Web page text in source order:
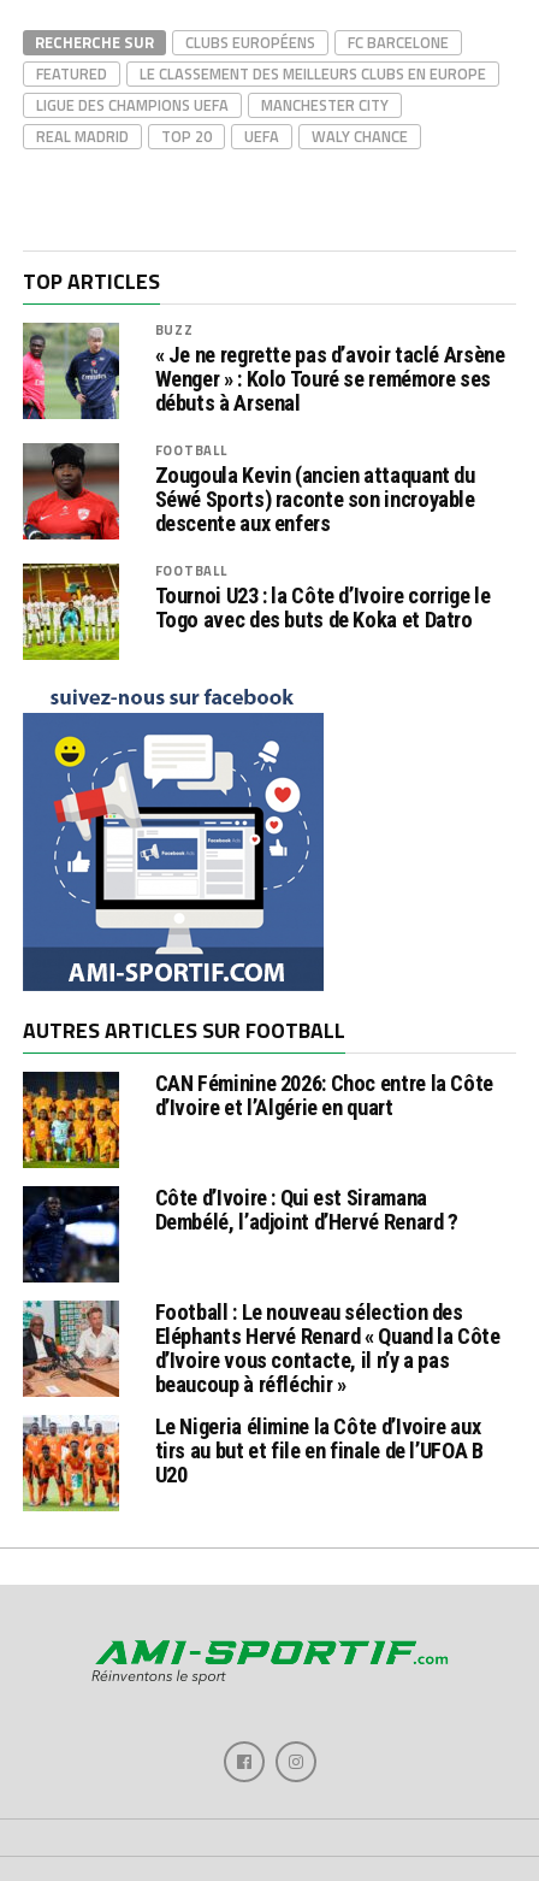
RECHERCHE SUR CLUBS EUROPÉENS
FC BARCELONE
FEATURED
LE CLASSEMENT DES MEILLEURS CLUBS EN EUROPE
LIGUE DES CHAMPIONS UEFA
MANCHESTER CITY
REAL MADRID
TOP 20 UEFA WALY CHANCE
TOP ARTICLES
BUZZ
« Je ne regrette pas d’avoir taclé Arsène
Wenger » : Kolo Touré se remémore ses
débuts à Arsenal
FOOTBALL
Zougoula Kevin (ancien attaquant du
Séwé Sports) raconte son incroyable
descente aux enfers
FOOTBALL
Tournoi U23 : la Côte d’Ivoire corrige le
Togo avec des buts de Koka et Datro
AUTRES ARTICLES SUR FOOTBALL
CAN Féminine 2026: Choc entre la Côte
d’Ivoire et l’Algérie en quart
Côte d’Ivoire : Qui est Siramana
Dembélé, l’adjoint d’Hervé Renard ?
Football : Le nouveau sélection des
Eléphants Hervé Renard « Quand la Côte
d’Ivoire vous contacte, il n’y a pas
beaucoup à réfléchir »
Le Nigeria élimine la Côte d’Ivoire aux
tirs au but et file en finale de l’UFOA B
U20